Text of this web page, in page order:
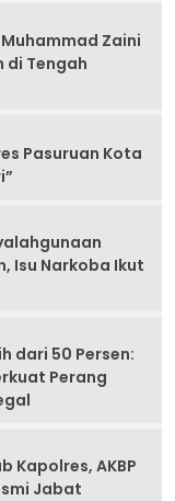
Muhammad Zaini
di Tengah
Pasuruan Kota
Isu Narkoba Ikut
dari 50 Persen:
Perang
Kapolres, AKBP
Jabat